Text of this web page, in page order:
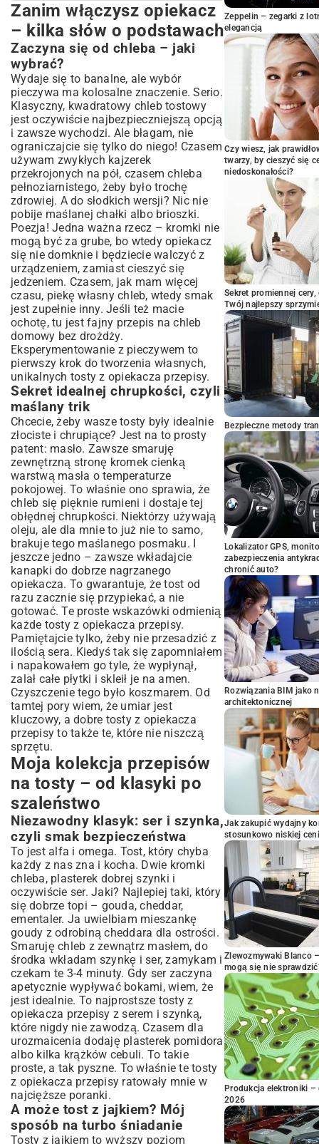
Zanim włączysz opiekacz – kilka słów o
podstawach
Zaczyna się od chleba – jaki wybrać?
Sekret idealnej chrupkości, czyli maślany
trik
Moja kolekcja przepisów na tosty – od
klasyki po szaleństwo
Niezawodny klasyk: ser i szynka, czyli smak
bezpieczeństwa
A może tost z jajkiem? Mój sposób na
turbo śniadanie
Kiedy mięso idzie w odstawkę – wege
wariacje
Da się bez sera? Oczywiście! Weganie i
alergicy, to dla was
Czy tosty mogą być zdrowe? Kilka
patentów na fit kanapki
Grzeszna przyjemność na słodko
Jak przemycić coś dobrego dla niejadka?
Tostowe sztuczki
Z czym to się je? Moje ulubione dodatki
do tostów
Wasze pytania o tosty, moje odpowiedzi
Teraz wasza kolej!
Zanim włączysz opiekacz
– kilka słów o podstawach
Zaczyna się od chleba – jaki
wybrać?
Wydaje się to banalne, ale wybór
pieczywa ma kolosalne znaczenie. Serio.
Klasyczny, kwadratowy chleb tostowy
jest oczywiście najbezpieczniejszą opcją
i zawsze wychodzi. Ale błagam, nie
ograniczajcie się tylko do niego! Czasem
używam zwykłych kajzerek
przekrojonych na pół, czasem chleba
pełnoziarnistego, żeby było trochę
zdrowiej. A do słodkich wersji? Nic nie
pobije maślanej chałki albo brioszki.
Poezja! Jedna ważna rzecz – kromki nie
mogą być za grube, bo wtedy opiekacz
się nie domknie i będziecie walczyć z
urządzeniem, zamiast cieszyć się
jedzeniem. Czasem, jak mam więcej
czasu, piekę własny chleb, wtedy smak
jest zupełnie inny. Jeśli też macie
ochotę, tu jest fajny przepis na chleb
domowy bez drożdży.
Eksperymentowanie z pieczywem to
pierwszy krok do tworzenia własnych,
unikalnych tosty z opiekacza przepisy.
Sekret idealnej chrupkości, czyli
maślany trik
Chcecie, żeby wasze tosty były idealnie
złociste i chrupiące? Jest na to prosty
patent: masło. Zawsze smaruję
zewnętrzną stronę kromek cienką
warstwą masła o temperaturze
pokojowej. To właśnie ono sprawia, że
chleb się pięknie rumieni i dostaje tej
obłędnej chrupkości. Niektórzy używają
oleju, ale dla mnie to już nie to samo,
brakuje tego maślanego posmaku. I
jeszcze jedno – zawsze wkładajcie
kanapki do dobrze nagrzanego
opiekacza. To gwarantuje, że tost od
razu zacznie się przypiekać, a nie
gotować. Te proste wskazówki odmienią
każde tosty z opiekacza przepisy.
Pamiętajcie tylko, żeby nie przesadzić z
ilością sera. Kiedyś tak się zapomniałem
i napakowałem go tyle, że wypłynął,
zalał całe płytki i skleił je na amen.
Czyszczenie tego było koszmarem. Od
tamtej pory wiem, że umiar jest
kluczowy, a dobre tosty z opiekacza
przepisy to także te, które nie niszczą
sprzętu.
Moja kolekcja przepisów
na tosty – od klasyki po
szaleństwo
Niezawodny klasyk: ser i szynka,
czyli smak bezpieczeństwa
To jest alfa i omega. Tost, który chyba
każdy z nas zna i kocha. Dwie kromki
chleba, plasterek dobrej szynki i
oczywiście ser. Jaki? Najlepiej taki, który
się dobrze topi – gouda, cheddar,
ementaler. Ja uwielbiam mieszankę
goudy z odrobiną cheddara dla ostrości.
Smaruję chleb z zewnątrz masłem, do
środka wkładam szynkę i ser, zamykam i
czekam te 3-4 minuty. Gdy ser zaczyna
apetycznie wypływać bokami, wiem, że
jest idealnie. To najprostsze tosty z
opiekacza przepisy z serem i szynką,
które nigdy nie zawodzą. Czasem dla
urozmaicenia dodaję plasterek pomidora
albo kilka krążków cebuli. To takie
proste, a tak pyszne. To właśnie te tosty
z opiekacza przepisy ratowały mnie w
najcięższe poranki.
A może tost z jajkiem? Mój
sposób na turbo śniadanie
Tosty z jajkiem to wyższy poziom
Zeppelin – zegarki z
elegancją
Czy wiesz, jak
twarzy, by cieszyć się
niedoskonałości?
Sekret promiennej
Twój najlepszy
Bezpieczne metody
Lokalizator GPS,
zabezpieczenia
chronić auto?
Rozwiązania BIM jako
architektonicznej
Jak zakupić wydajny
stosunkowo niskiej
Zlewozmywaki Blanco
mogą się nie
Produkcja elektroniki –
2026